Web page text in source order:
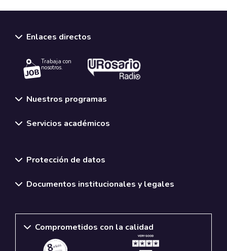
Enlaces directos
Trabaja con
nosotros.
Nuestros programas
Servicios académicos
Protección de datos
Documentos institucionales y legales
Comprometidos con la calidad